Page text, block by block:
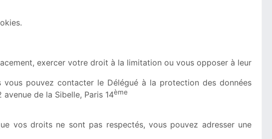
exercer votre droit à la limitation ou vous opposer à leur
pouvez contacter le Délégué à la protection des données
de la Sibelle, Paris 14ème
vos droits ne sont pas respectés, vous pouvez adresser une